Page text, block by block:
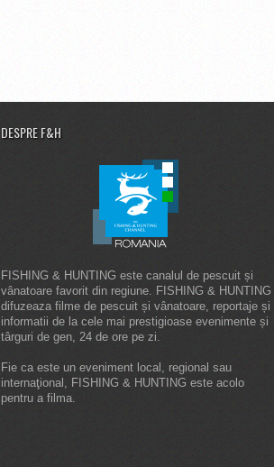
DESPRE F&H
FISHING & HUNTING este canalul de pescuit și
vânatoare favorit din regiune. FISHING & HUNTING
difuzeaza filme de pescuit și vânatoare, reportaje și
informatii de la cele mai prestigioase evenimente și
târguri de gen, 24 de ore pe zi.
Fie ca este un eveniment local, regional sau
internaţional, FISHING & HUNTING este acolo
pentru a filma.